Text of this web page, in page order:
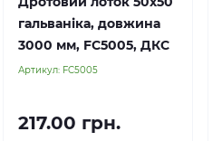
гальваніка, довжина
3000 мм, FC5005, ДКС
Артикул: FC5005
217.00 грн.